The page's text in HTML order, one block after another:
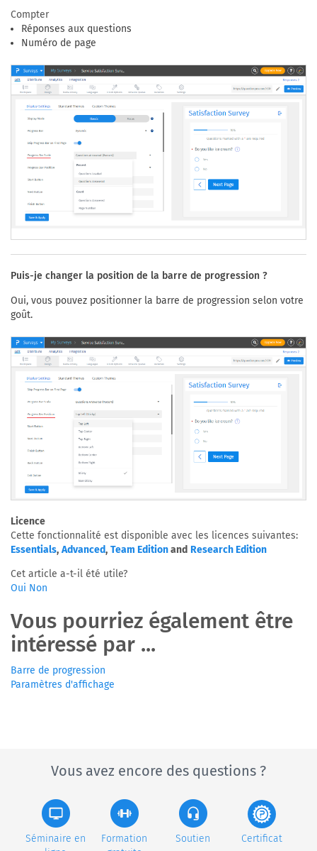
Compter
Réponses aux questions
Numéro de page
Puis-je changer la position de la barre de progression ?
Oui, vous pouvez positionner la barre de progression selon votre
goût.
Licence
Cette fonctionnalité est disponible avec les licences suivantes:
Essentials, Advanced, Team Editionand Research Edition
Cet article a-t-il été utile?
Oui Non
Vous pourriez également être
intéressé par ...
Barre de progression
Paramètres d'affichage
Vous avez encore des questions ?
Séminaire en
Formation
Soutien Certificat